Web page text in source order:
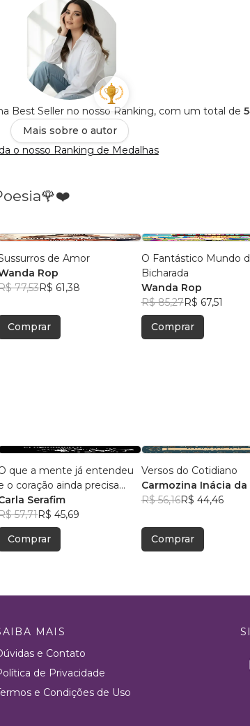
Best Seller no nosso Ranking, com um total de
Mais sobre o autor
o nosso Ranking de Medalhas
de Amor
Rop
77,53R$ 61,38
Comprar
O Fantástico Mundo
Bicharada
Wanda Rop
R$ 85,27R$ 67,51
Comprar
que a mente já entendeu
o coração ainda precisa
Serafim
57,71R$ 45,69
Comprar
Versos do Cotidiano
Carmozina Inácia da
Rodrigues
R$ 56,16R$ 44,46
Comprar
MAIS
e Contato
de Privacidade
e Condições de Uso